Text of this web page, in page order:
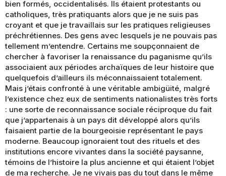
bien formés, occidentalisés. Ils étaient protestants ou
catholiques, très pratiquants alors que je ne suis pas
croyant et que je travaillais sur les pratiques religieuses
préchrétiennes. Des gens avec lesquels je ne pouvais pas
tellement m’entendre. Certains me soupçonnaient de
chercher à favoriser la renaissance du paganisme qu’ils
associaient aux périodes archaïques de leur histoire que
quelquefois d’ailleurs ils méconnaissaient totalement.
Mais j’étais confronté à une véritable ambigüité, malgré
l’existence chez eux de sentiments nationalistes très forts
: une sorte de reconnaissance sociale réciproque du fait
que j’appartenais à un pays dit développé alors qu’ils
faisaient partie de la bourgeoisie représentant le pays
moderne. Beaucoup ignoraient tout des rituels et des
institutions encore vivantes dans la société paysanne,
témoins de l’histoire la plus ancienne et qui étaient l’objet
de ma recherche. Je ne vivais pas du tout dans le même